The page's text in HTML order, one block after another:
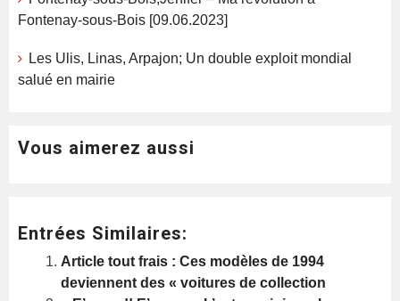
Fontenay-sous-Bois [09.06.2023]
Les Ulis, Linas, Arpajon; Un double exploit mondial
salué en mairie
Vous aimerez aussi
Entrées Similaires:
Article tout frais : Ces modèles de 1994
deviennent des « voitures de collection